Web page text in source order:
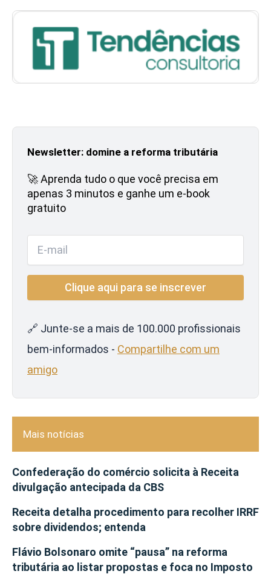
Newsletter: domine a reforma tributária
🚀 Aprenda tudo o que você precisa em
apenas 3 minutos e ganhe um e-book
gratuito
🔗 Junte-se a mais de 100.000 profissionais
bem-informados - Compartilhe com um
amigo
Mais notícias
Confederação do comércio solicita à Receita
divulgação antecipada da CBS
Receita detalha procedimento para recolher IRRF
sobre dividendos; entenda
Flávio Bolsonaro omite “pausa” na reforma
tributária ao listar propostas e foca no Imposto